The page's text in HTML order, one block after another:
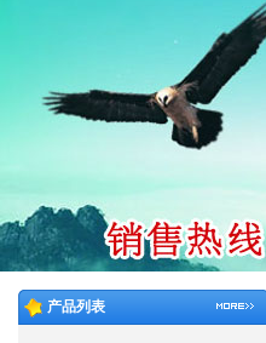
产品列表